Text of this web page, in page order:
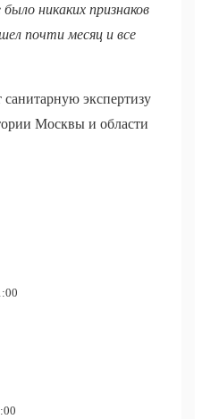
никаких признаков
почти месяц и все
экспертизу
Москвы и области